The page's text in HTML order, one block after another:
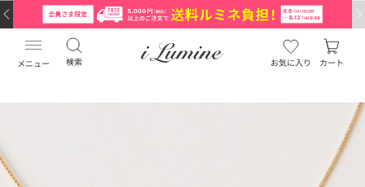
メニュー 検索 お気に入り カート